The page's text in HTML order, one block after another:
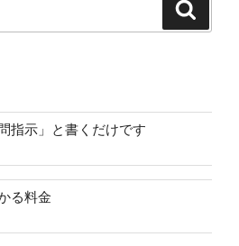
指示」と書くだけです
る料金